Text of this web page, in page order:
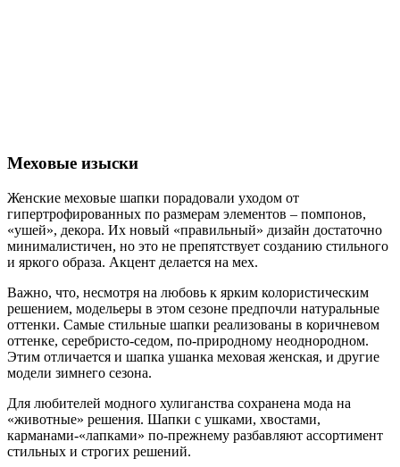
Меховые изыски
Женские меховые шапки порадовали уходом от
гипертрофированных по размерам элементов – помпонов,
«ушей», декора. Их новый «правильный» дизайн достаточно
минималистичен, но это не препятствует созданию стильного
и яркого образа. Акцент делается на мех.
Важно, что, несмотря на любовь к ярким колористическим
решением, модельеры в этом сезоне предпочли натуральные
оттенки. Самые стильные шапки реализованы в коричневом
оттенке, серебристо-седом, по-природному неоднородном.
Этим отличается и шапка ушанка меховая женская, и другие
модели зимнего сезона.
Для любителей модного хулиганства сохранена мода на
«животные» решения. Шапки с ушками, хвостами,
карманами-«лапками» по-прежнему разбавляют ассортимент
стильных и строгих решений.